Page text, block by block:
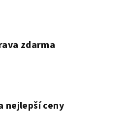
zdarma
nejlepší ceny